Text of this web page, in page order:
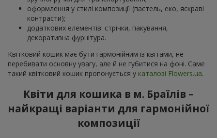
оформлення у стилі композиції (пастель, еко, яскраві
контрасти);
додаткових елементів: стрічки, пакування,
декоративна фурнітура.
Квітковий кошик має бути гармонійним із квітами, не
перебивати основну увагу, але й не губитися на фоні. Саме
такий квітковий кошик пропонується у каталозі Flowers.ua.
Квіти для кошика в м. Браїлів –
найкращі варіанти для гармонійної
композиції